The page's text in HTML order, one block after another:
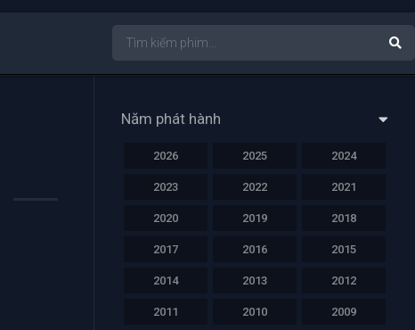
Năm phát hành
2026 2025 2024
2023 2022 2021
2020 2019 2018
2017 2016 2015
2014 2013 2012
2011 2010 2009